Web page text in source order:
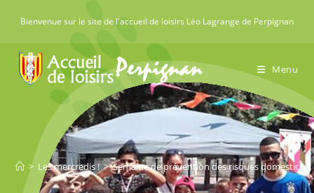
Bienvenue sur le site de l'accueil de loisirs Léo Lagrange de Perpignan
Menu
> Les mercredis ! > Semaine de prévention des risques domestiques